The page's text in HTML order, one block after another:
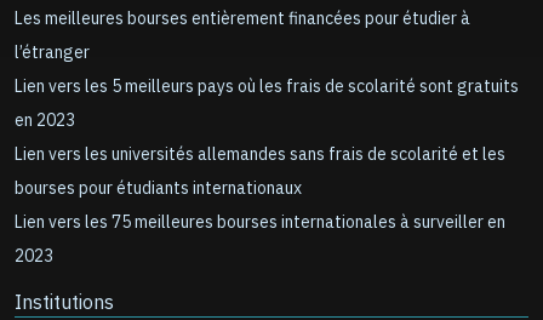
Les meilleures bourses entièrement financées pour étudier à
l’étranger
Lien vers les 5 meilleurs pays où les frais de scolarité sont gratuits
en 2023
Lien vers les universités allemandes sans frais de scolarité et les
bourses pour étudiants internationaux
Lien vers les 75 meilleures bourses internationales à surveiller en
2023
Institutions